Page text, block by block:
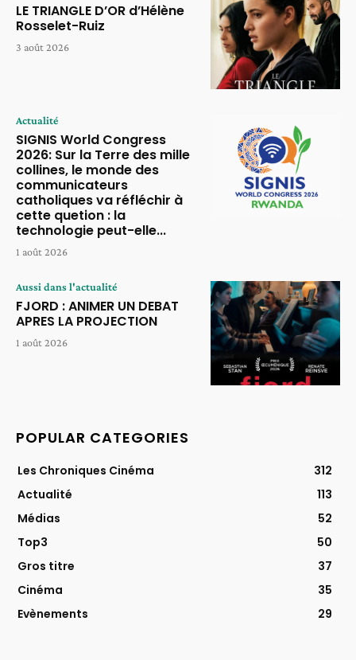
LE TRIANGLE D’OR d’Hélène
Rosselet-Ruiz
3 août 2026
Actualité
SIGNIS World Congress
2026: Sur la Terre des mille
collines, le monde des
communicateurs
catholiques va réfléchir à
cette quetion : la
technologie peut-elle...
1 août 2026
Aussi dans l'actualité
FJORD : ANIMER UN DEBAT
APRES LA PROJECTION
1 août 2026
POPULAR CATEGORIES
Les Chroniques Cinéma
312
Actualité
113
Médias
52
Top3
50
Gros titre
37
Cinéma
35
Evènements
29